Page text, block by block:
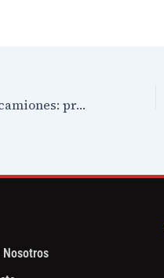
Rutas saturadas de camiones: presentan un sistema de acceso inteligente a los puertos de la región
Nosotros